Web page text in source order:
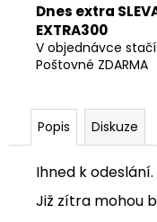
Dnes extra
EXTRA300
V objednávce stačí
Poštovné ZDARMA
Popis Diskuze
Ihned k odeslání.
Již zítra mohou